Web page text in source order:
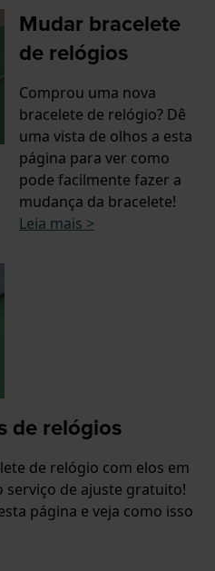
Mudar bracelete
de relógios
Comprou uma nova
bracelete de relógio? Dê
uma vista de olhos a esta
página para ver como
pode facilmente fazer a
mudança da bracelete!
Leia mais >
de relógios
de relógio com elos em
serviço de ajuste gratuito!
página e veja como isso